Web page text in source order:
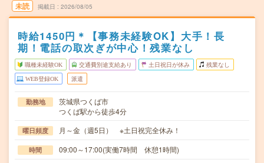
未読 掲載日 2026/08/05
時給1450円＊【事務未経験OK】大手！長
期！電話の取次ぎが中心！残業なし
職種未経験OK 交通費別途支給あり 土日祝日が休み 残業なし
WEB登録OK 派遣
勤務地
茨城県つくば市
つくば駅から徒歩4分
曜日頻度 月～金（週5日） ※土日祝完全休み！
時間 09:00～17:00(実働7時間 休憩1時間)